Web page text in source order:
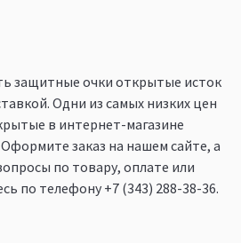
защитные очки открытые исток
Одни из самых низких цен
в интернет-магазине
заказ на нашем сайте, а
по товару, оплате или
по телефону +7 (343) 288-38-36.